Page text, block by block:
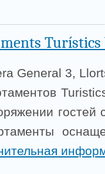
General 3,
гостей